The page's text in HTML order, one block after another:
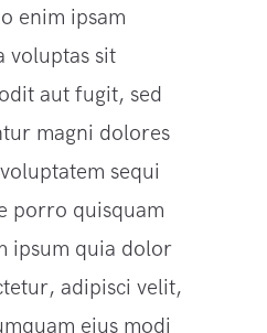
enim ipsam
voluptas sit
aut fugit, sed
magni dolores
sequi
porro quisquam
ipsum quia dolor
adipisci velit,
eius modi